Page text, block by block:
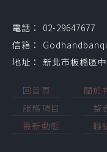
02-29647677
新北市板橋區
回首頁 關於
服務項目
整
最新動態
聯